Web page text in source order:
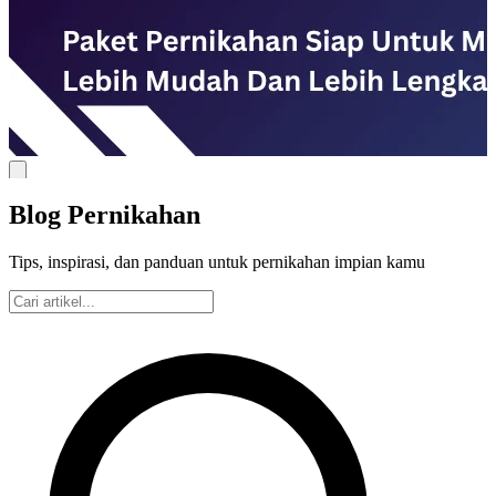
Blog Pernikahan
Tips, inspirasi, dan panduan untuk pernikahan impian kamu